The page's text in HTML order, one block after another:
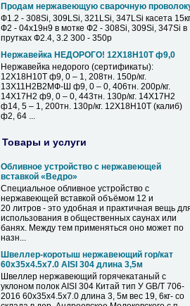
Продам нержавеющую сварочную
Ф1.2 - 308Si, 309LSi, 321LSi, 347LSi касета 15кг
Ф2 - 04х19н9 в мотке Ф2 - 308Si, 309Si, 347Si в
прутках Ф2.4, 3.2 300 - 350р
Нержавейка НЕДОРОГО! 12Х18Н10Т ф9,0
Нержавейка недорого (сертификаты):
12Х18Н10Т ф9, 0 – 1, 208тн. 150р/кг.
13Х11Н2В2МФ-Ш ф9, 0 – 0, 406тн. 200р/кг.
14Х17Н2 ф9, 0 – 0, 443тн. 130р/кг. 14Х17Н2
ф14, 5 – 1, 200тн. 130р/кг. 12Х18Н10Т (калиб)
ф2, 64 ...
Товары и услуги
Обливное устройство с нержавеющей
вставкой «Ведро»
Специальное обливное устройство с
нержавеющей вставкой объёмом 12 и
20 литров - это удобная и практичная вещь
использования в общественных саунах или
банях. Между тем применяться оно может по
назн...
Швеллер-коротыш нержавеющий гор/кат
60х35х4.5х7.0 AISI 304 длина 3,5м
Швеллер нержавеющий горячекатаный с
уклоном полок AISI 304 Китай тип У GB/T 706-
2016 60х35х4.5х7.0 длина 3, 5м вес 19, 6кг- со